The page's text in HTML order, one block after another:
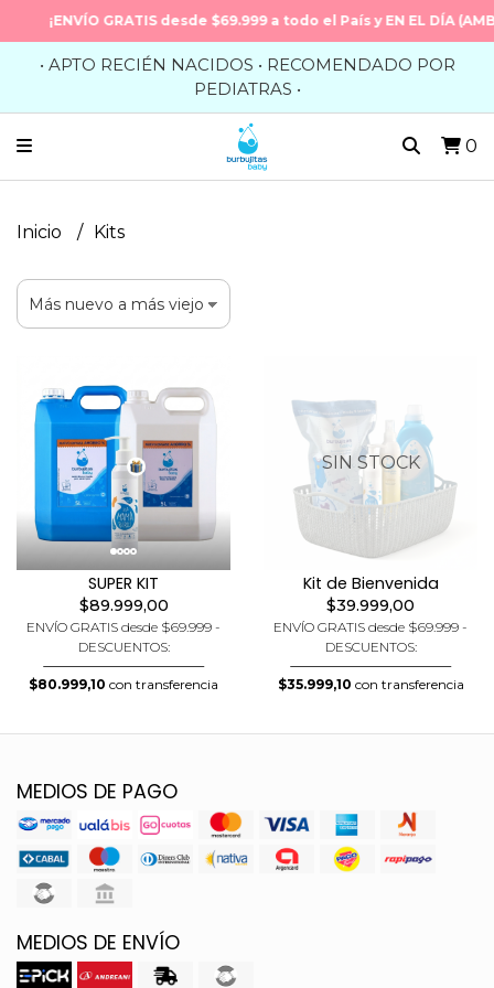
• APTO RECIÉN NACIDOS • RECOMENDADO POR
PEDIATRAS •
0
Inicio Kits
SUPER KIT
$89.999,00
ENVÍO GRATIS desde $69.999 -
DESCUENTOS:
$80.999,10 con transferencia
SIN STOCK
Kit de Bienvenida
$39.999,00
ENVÍO GRATIS desde $69.999 -
DESCUENTOS:
$35.999,10 con transferencia
MEDIOS DE PAGO
MEDIOS DE ENVÍO
¡ENVÍO GRATIS desde $69.999 a todo el País y EN EL DÍA